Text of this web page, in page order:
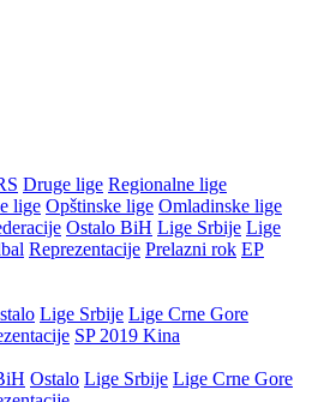
Druge lige Regionalne lige
lige Opštinske lige Omladinske lige
Ostalo BiH Lige Srbije Lige
Reprezentacije Prelazni rok EP
Lige Srbije Lige Crne Gore
SP 2019 Kina
Ostalo Lige Srbije Lige Crne Gore